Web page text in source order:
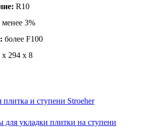
R10
менее 3%
более F100
х 294 х 8
и ступени Stroeher
укладки плитки на ступени